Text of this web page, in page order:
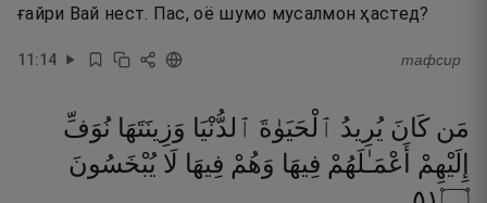
ғайри Вай нест. Пас, оё шумо мусалмон ҳастед?
11:14 тафсир
مَن كَانَ يُرِيدُ ٱلْحَيَوٰةَ ٱلدُّنْيَا وَزِينَتَهَا نُوَفِّ
إِلَيْهِمْ
أَعْمَـٰلَهُمْ فِيهَا وَهُمْ فِيهَا لَا يُبْخَسُونَ